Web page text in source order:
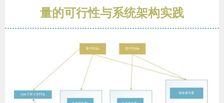
量的可行性与系统架构实践